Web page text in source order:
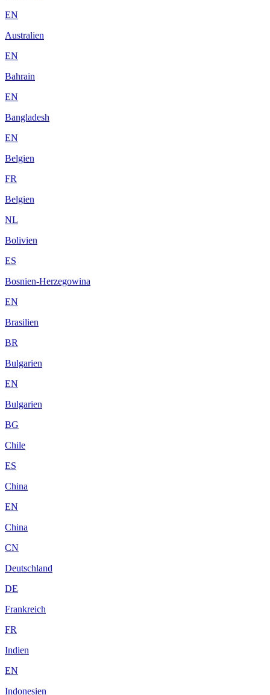
EN
Australien
EN
Bahrain
EN
Bangladesh
EN
Belgien
FR
Belgien
NL
Bolivien
ES
Bosnien-Herzegowina
EN
Brasilien
BR
Bulgarien
EN
Bulgarien
BG
Chile
ES
China
EN
China
CN
Deutschland
DE
Frankreich
FR
Indien
EN
Indonesien